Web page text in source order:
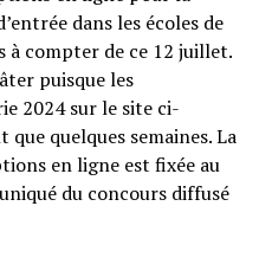
dans les écoles de
à compter de ce 12 juillet.
puisque les
2024 sur le site ci-
quelques semaines. La
en ligne est fixée au
du concours diffusé